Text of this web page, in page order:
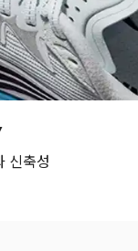
신축성